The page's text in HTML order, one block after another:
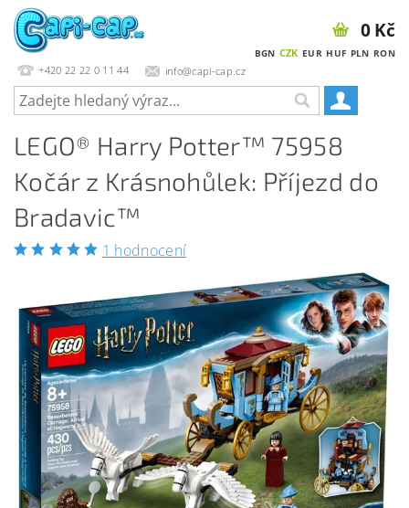
+420 22 22 0 11 44 info@capi-cap.cz
BGN CZK EUR HUF PLN RON
0 Kč
LEGO® Harry Potter™ 75958
Kočár z Krásnohůlek: Příjezd do
Bradavic™
1 hodnocení